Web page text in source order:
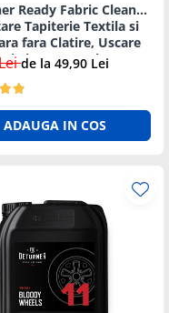
Ready Fabric Cleaner
Tapiterie Textila si
fara Clatire, Uscare
si Sigura 500ml
de la 49,90 Lei
ADAUGA IN COS